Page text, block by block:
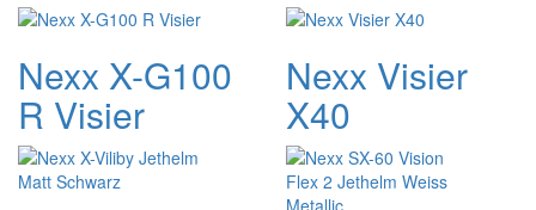
Nexx X-G100
R Visier
Nexx Visier
X40